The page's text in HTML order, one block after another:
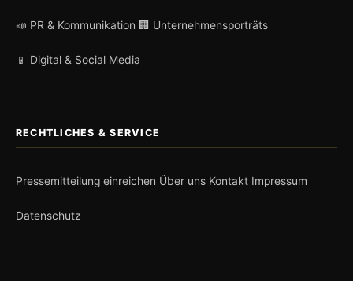
📣 PR & Kommunikation 🏢 Unternehmensporträts
📱 Digital & Social Media
RECHTLICHES & SERVICE
Pressemitteilung einreichen Über uns Kontakt Impressum
Datenschutz